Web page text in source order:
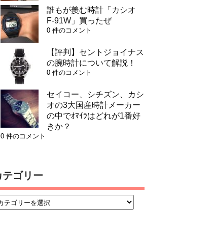
誰もが羨む時計「カシオ
F-91W」買ったぜ
0 件のコメント
【評判】セントジョイナス
の腕時計について解説！
0 件のコメント
セイコー、シチズン、カシ
オの3大国産時計メーカー
の中でｵﾏｲﾗはどれが1番好
きか？
0 件のコメント
テゴリー